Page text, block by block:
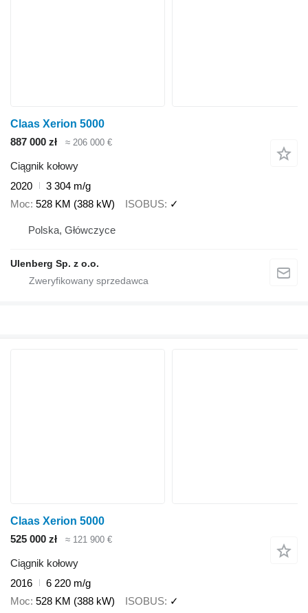
Claas Xerion 5000
887 000 zł
≈ 206 000 €
Ciągnik kołowy
2020
3 304 m/g
Moc 528 KM (388 kW) ISOBUS ✓
Polska, Główczyce
Ulenberg Sp. z o.o.
Claas Xerion 5000
525 000 zł
≈ 121 900 €
Ciągnik kołowy
2016
6 220 m/g
Moc 528 KM (388 kW) ISOBUS ✓